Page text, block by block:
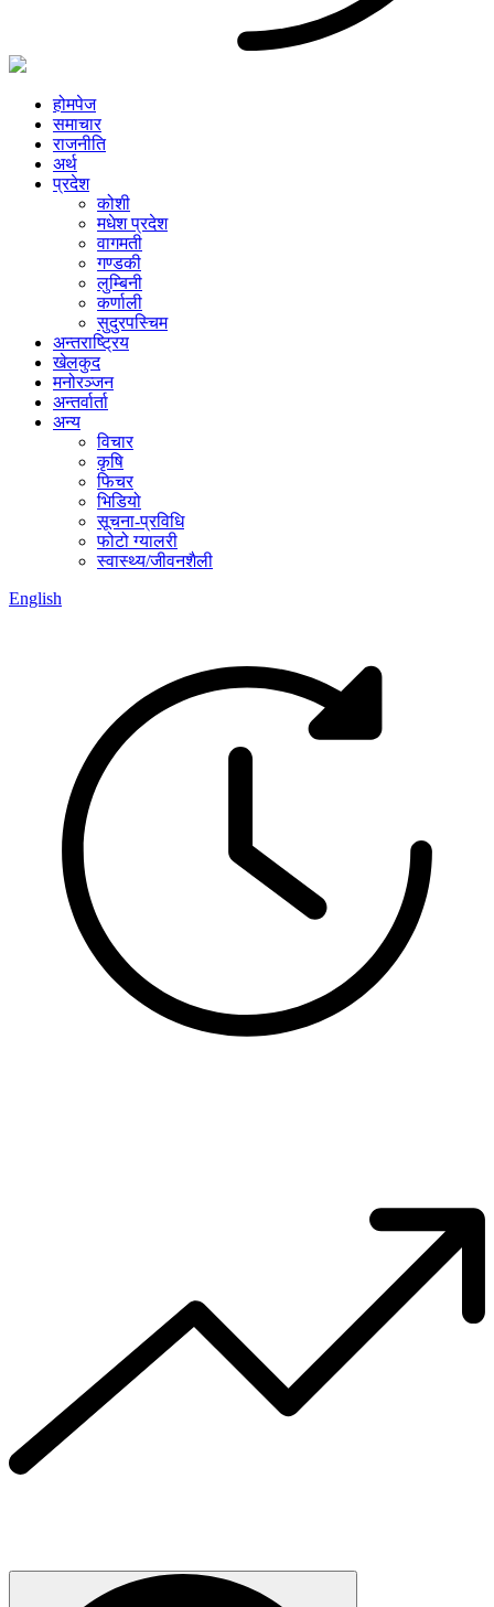
होमपेज
समाचार
राजनीति
अर्थ
प्रदेश
कोशी
मधेश प्रदेश
वागमती
गण्डकी
लुम्बिनी
कर्णाली
सुदुरपस्चिम
अन्तराष्ट्रिय
खेलकुद
मनोरञ्जन
अन्तर्वार्ता
अन्य
विचार
कृषि
फिचर
भिडियो
सूचना-प्रविधि
फोटो ग्यालरी
स्वास्थ्य/जीवनशैली
English